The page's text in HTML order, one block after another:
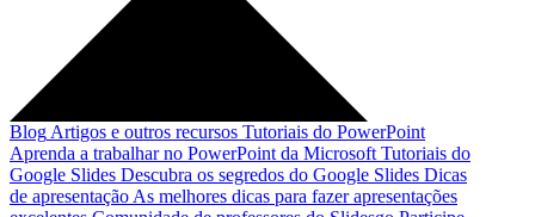
Blog Artigos e outros recursos Tutoriais do PowerPoint
Aprenda a trabalhar no PowerPoint da Microsoft Tutoriais do
Google Slides Descubra os segredos do Google Slides Dicas
de apresentação As melhores dicas para fazer apresentações